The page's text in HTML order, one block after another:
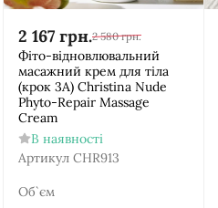
2 167 грн.2 580 грн.
Фіто-відновлювальний
масажний крем для тіла
(крок 3A) Christina Nude
Phyto-Repair Massage
Cream
В наявності
Артикул CHR913
Об`єм